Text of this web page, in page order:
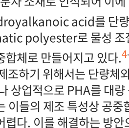
acid를 단량
polyester로 물성 조
합체로 만들어지고 있다.4
조하기 위해서는 단량체
상업적으로 PHA를 대
이들의 제조 특성상 공
렵다. 이를 해결하는 방